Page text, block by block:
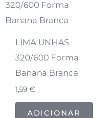
LIMA UNHAS
320/600 Forma
Banana Branca
1,59€
ADICIONAR